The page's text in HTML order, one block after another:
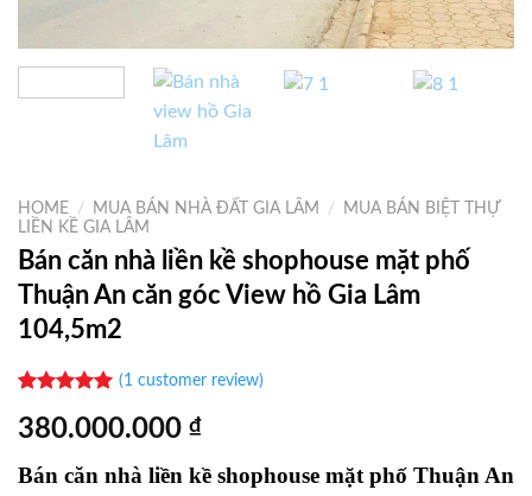
HOME / MUA BÁN NHÀ ĐẤT GIA LÂM /
MUA BÁN BIỆT THỰ
LIỀN KỀ GIA LÂM
Bán căn nhà liền kề shophouse mặt phố
Thuận An căn góc View hồ Gia Lâm
104,5m2
out of 5
customer
rating
(1customer review)
380.000.000 ₫
Bán căn nhà liền kề shophouse mặt phố Thuận An